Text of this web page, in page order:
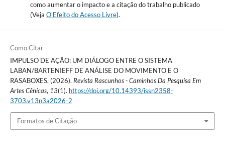
como aumentar o impacto e a citação do trabalho publicado
(Veja O Efeito do Acesso Livre).
Como Citar
IMPULSO DE AÇÃO: UM DIÁLOGO ENTRE O SISTEMA
LABAN/BARTENIEFF DE ANÁLISE DO MOVIMENTO E O
RASABOXES. (2026). Revista Rascunhos - Caminhos Da Pesquisa Em
Artes Cênicas, 13(1). https://doi.org/10.14393/issn2358-
3703.v13n3a2026-2
Formatos de Citação